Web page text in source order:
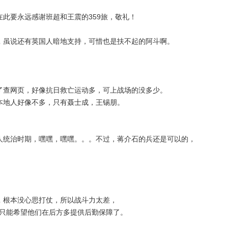
要永远感谢班超和王震的359旅，敬礼！
说还有英国人暗地支持，可惜也是扶不起的阿斗啊。
网页，好像抗日救亡运动多，可上战场的没多少。
人好像不多，只有聂士成，王锡朋。
治时期，嘿嘿，嘿嘿。。。不过，蒋介石的兵还是可以的，
本没心思打仗，所以战斗力太差，
希望他们在后方多提供后勤保障了。